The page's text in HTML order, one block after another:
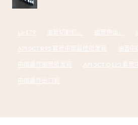
sa-179 油管切割机， 插管伸出，
API 5CT R95 套管中国最佳批发商 油管
中国最佳钢管批发商 API 5CT Q125 套管
中国最佳出口商